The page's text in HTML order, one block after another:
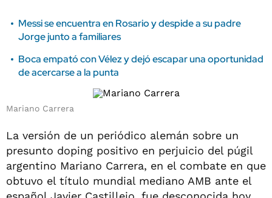
Messi se encuentra en Rosario y despide a su padre
Jorge junto a familiares
Boca empató con Vélez y dejó escapar una oportunidad
de acercarse a la punta
Mariano Carrera
La versión de un periódico alemán sobre un
presunto doping positivo en perjuicio del púgil
argentino Mariano Carrera, en el combate en que
obtuvo el título mundial mediano AMB ante el